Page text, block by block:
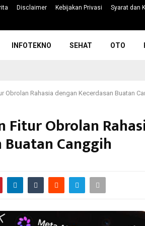
Disclaimer Kebijakan Privasi Syarat dan
INFOTEKNO SEHAT OTO
Obrolan Rahasia dengan Kecerdasan Buatan
Fitur Obrolan
Canggih